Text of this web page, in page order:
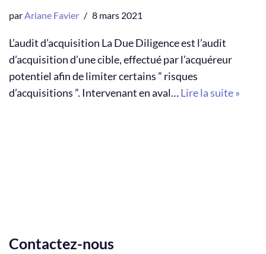
parAriane Favier 8 mars 2021
L’audit d’acquisition La Due Diligence est l’audit
d’acquisition d’une cible, effectué par l’acquéreur
potentiel afin de limiter certains ” risques
d’acquisitions ”. Intervenant en aval…Lire la suite »
Contactez-nous